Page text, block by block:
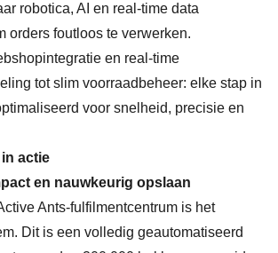
robotica, AI en real-time data
orders foutloos te verwerken.
en real-time
tot slim voorraadbeheer: elke stap in
voor snelheid, precisie en
actie
en nauwkeurig opslaan
Ants-fulfilmentcentrum is het
Dit is een volledig geautomatiseerd